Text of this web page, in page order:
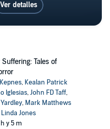
Ver detalles
Tales of
, Kealan Patrick
Iglesias,John FD Taff,
, Mark Matthews
Linda Jones
y 5 m